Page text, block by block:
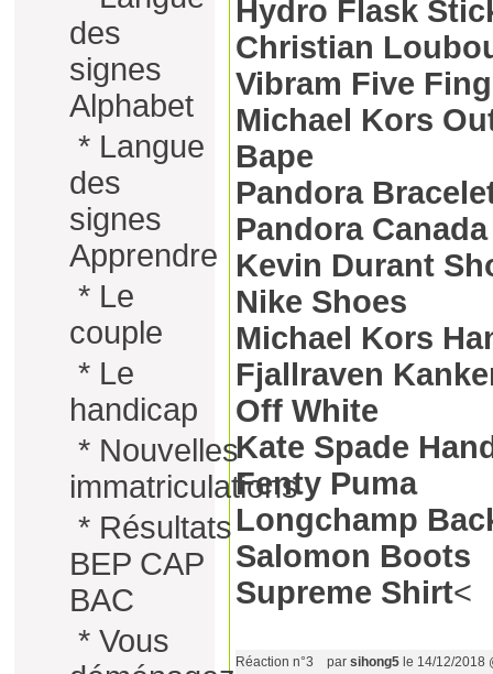
des
signes
Alphabet
* Langue
des
signes
Apprendre
* Le
couple
* Le
handicap
* Nouvelles
immatriculations
* Résultats
BEP CAP
BAC
* Vous
Hydro Flask
Christian
Vibram Five
Michael Kors
Bape
Pandora
Pandora Canada
Kevin Durant
Nike Shoes
Michael Kors
Fjallraven
Off White
Kate Spade
Fenty Puma
Longchamp
Salomon Boots
Supreme Shirt<
Réaction n°3 par sihong5 le 14/12/2018